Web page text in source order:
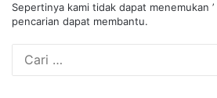
Sepertinya kami tidak dapat menemukan
pencarian dapat membantu.